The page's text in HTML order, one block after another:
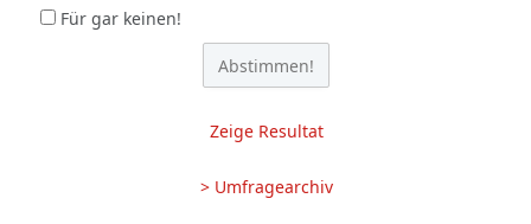
Für gar keinen!
Zeige Resultat
> Umfragearchiv